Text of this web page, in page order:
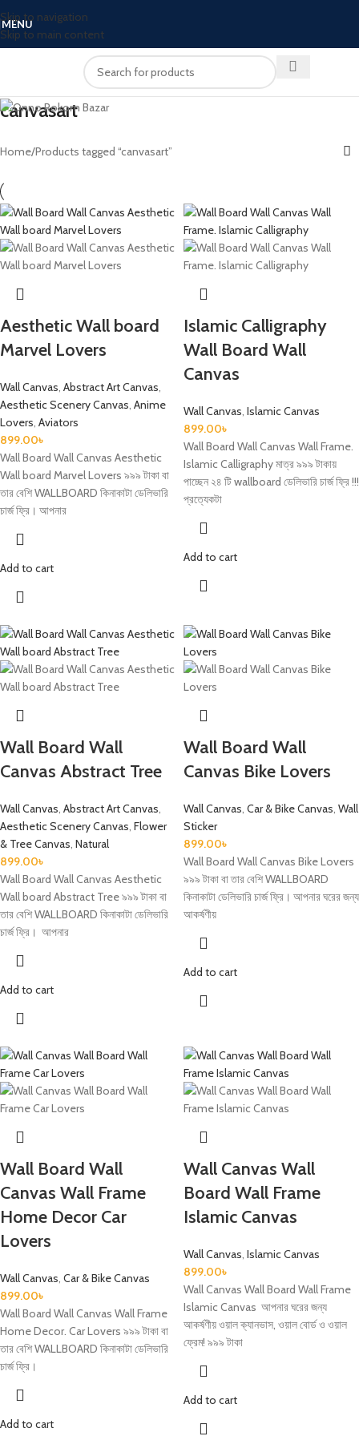
Skip to navigation
Skip to main content
MENU
canvasart
Home Products tagged “canvasart”
Aesthetic Wall board
Marvel Lovers
Wall Canvas, Abstract Art Canvas,
Aesthetic Scenery Canvas, Anime
Lovers, Aviators
899.00৳
Wall Board Wall Canvas Aesthetic
Wall board Marvel Lovers ৯৯৯ টাকা বা
তার বেশি WALLBOARD কিনাকাটা ডেলিভারি
চার্জ ফ্রি। আপনার
Add to cart
Islamic Calligraphy
Wall Board Wall
Canvas
Wall Canvas, Islamic Canvas
899.00৳
Wall Board Wall Canvas Wall Frame.
Islamic Calligraphy মাত্র ৯৯৯ টাকায়
পাচ্ছেন ২৪ টি wallboard ডেলিভারি চার্জ ফ্রি !!!
প্রত্যেকটা
Add to cart
Wall Board Wall
Canvas Abstract Tree
Wall Canvas, Abstract Art Canvas,
Aesthetic Scenery Canvas, Flower
& Tree Canvas, Natural
899.00৳
Wall Board Wall Canvas Aesthetic
Wall board Abstract Tree ৯৯৯ টাকা বা
তার বেশি WALLBOARD কিনাকাটা ডেলিভারি
চার্জ ফ্রি। আপনার
Add to cart
Wall Board Wall
Canvas Bike Lovers
Wall Canvas, Car & Bike Canvas, Wall
Sticker
899.00৳
Wall Board Wall Canvas Bike Lovers
৯৯৯ টাকা বা তার বেশি WALLBOARD
কিনাকাটা ডেলিভারি চার্জ ফ্রি। আপনার ঘরের জন্য
আকর্ষণীয়
Add to cart
Wall Board Wall
Canvas Wall Frame
Home Decor Car
Lovers
Wall Canvas, Car & Bike Canvas
899.00৳
Wall Board Wall Canvas Wall Frame
Home Decor. Car Lovers ৯৯৯ টাকা বা
তার বেশি WALLBOARD কিনাকাটা ডেলিভারি
চার্জ ফ্রি।
Add to cart
Wall Canvas Wall
Board Wall Frame
Islamic Canvas
Wall Canvas, Islamic Canvas
899.00৳
Wall Canvas Wall Board Wall Frame
Islamic Canvas আপনার ঘরের জন্য
আকর্ষণীয় ওয়াল ক্যানভাস, ওয়াল বোর্ড ও ওয়াল
ফ্রেম! ৯৯৯ টাকা
Add to cart